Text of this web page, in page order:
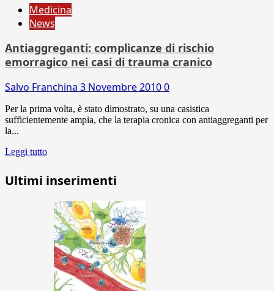
Medicina
News
Antiaggreganti: complicanze di rischio
emorragico nei casi di trauma cranico
Salvo Franchina 3 Novembre 20100
Per la prima volta, è stato dimostrato, su una casistica
sufficientemente ampia, che la terapia cronica con antiaggreganti per
la...
Leggi tutto
Ultimi inserimenti